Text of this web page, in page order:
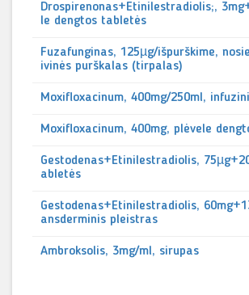
Drospirenonas+Etinilestradiolis;,
le dengtos tabletės
Fuzafunginas, 125µg/išpurškime,
ivinės purškalas (tirpalas)
Moxifloxacinum, 400mg/250ml,
Moxifloxacinum, 400mg, plėvele
Gestodenas+Etinilestradiolis,
abletės
Gestodenas+Etinilestradiolis,
ansderminis pleistras
Ambroksolis, 3mg/ml, sirupas